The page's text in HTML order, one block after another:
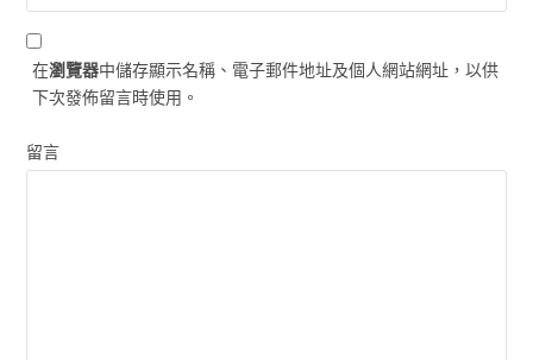
在瀏覽器中儲存顯示名稱、電子郵件地址及個人網站網址，以供
下次發佈留言時使用。
留言